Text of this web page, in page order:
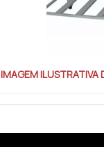
IMAGEM ILUSTRATIVA